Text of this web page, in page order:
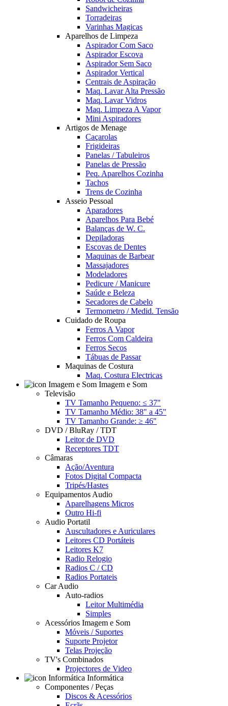
Sandwicheiras
Torradeiras
Varinhas Magicas
Aparelhos de Limpeza
Aspirador Com Saco
Aspirador Escova
Aspirador Sem Saco
Aspirador Vertical
Centrais de Aspiração
Maq. Lavar Alta Pressão
Maq. Lavar Vidros
Maq. Limpeza A Vapor
Mini Aspiradores
Artigos de Menage
Caçarolas
Frigideiras
Panelas / Tabuleiros
Panelas de Pressão
Peq. Aparelhos Cozinha
Tachos
Trens de Cozinha
Asseio Pessoal
Aparadores
Aparelhos Para Bebé
Balanças de W. C.
Depiladoras
Escovas de Dentes
Maquinas de Barbear
Massajadores
Modeladores
Pedicure / Manicure
Saúde e Beleza
Secadores de Cabelo
Termometro / Medid. Tensão
Cuidado de Roupa
Ferros A Vapor
Ferros Com Caldeira
Ferros Secos
Tábuas de Passar
Maquinas de Costura
Maq. Costura Electricas
Imagem e Som
Televisão
TV Tamanho Pequeno: ≤ 37"
TV Tamanho Médio: 38" a 45"
TV Tamanho Grande: ≥ 46"
DVD / BluRay / TDT
Leitor de DVD
Receptores TDT
Câmaras
Ação/Aventura
Fotos Digital Compacta
Tripés/Hastes
Equipamentos Audio
Aparelhagens Micros
Outro Hi-fi
Audio Portatil
Auscultadores e Auriculares
Leitores CD Portáteis
Leitores K7
Radio Relogio
Radios C / CD
Radios Portateis
Car Audio
Auto-radios
Leitor Multimédia
Simples
Acessórios Imagem e Som
Móveis / Suportes
Suporte Projetor
Telas Projeção
TV's Combinados
Projectores de Video
Informática
Componentes / Peças
Discos & Acessórios